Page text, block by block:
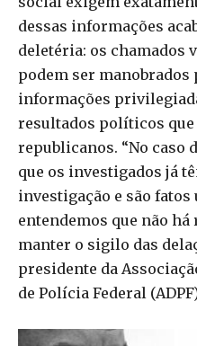
dessas informações
deletéria: os chamados
podem ser manobrados
informações
resultados políticos
republicanos. “No caso
que os investigados já
investigação e são
entendemos que não
manter o sigilo das
presidente da
de Polícia Federal